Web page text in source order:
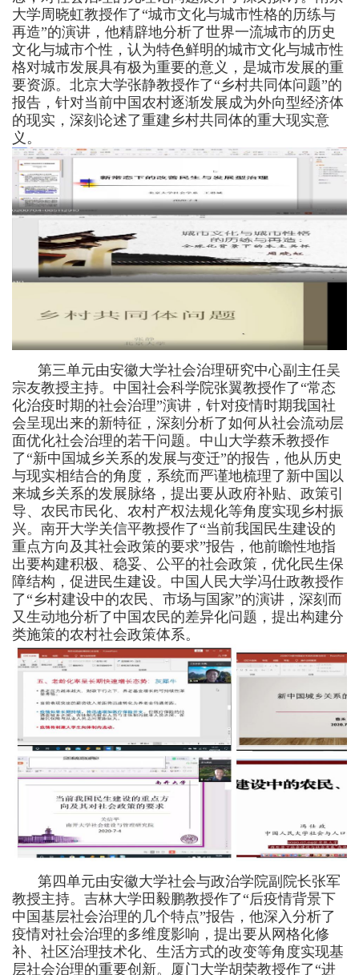
大学周晓虹教授作了“城市文化与城市性格的历练与
再造”的演讲 ，他精辟地分析了世界一流城市的历史
文化与城市个性 ，认为特色鲜明的城市文化与城市性
格对城市发展具有极为重要的意义 ，是城市发展的重
要资源。北京大学张静教授作了“乡村共同体问题”的
报告 ，针对当前中国农村逐渐发展成为外向型经济体
的现实 ， 深刻论述了重建乡村共同体的重大现实意
义。
第三单元由安徽大学社会治理研究中心副主任吴
宗友教授主持。中国社会科学院张翼教授作了“常态
化治疫时期的社会治理”演讲 ，针对疫情时期我国社
会呈现出来的新特征， 深刻分析了如何从社会流动层
面优化社会治理的若干问题。中山大学蔡禾教授作
了“新中国城乡关系的发展与变迁”的报告 ，他从 历史
与现实相结合的角度，系统而严谨地梳理了新中国以
来城乡关系的发展脉络 ，提出要从政府补贴、政策引
导、农民市民化、农村产权法规化等角度实现乡村振
兴。南开大学关信平教授作了“当前我国民生建设的
重点方向及其社会政策的要求”报告 ，他前瞻性地指
出要构建积极、稳妥、公平的社会政策 ， 优化民生保
障结构 ， 促进民生建设。中国人民大学冯仕政教授作
了“乡村建设中的农民、市场与国家”的演讲 ， 深刻而
又生动地分析了中国农民的差异化问题，提出构建分
类施策的农村社会政策体系。
第四单元由安徽大学社会与政治学院副院长张军
教授主持。吉林大学田毅鹏教授作了“后疫情背景下
中国基层社会治理的几个特点”报告 ，他深入分析了
疫情对社会治理的多维度影响，提出要从网格化修
补、社区治理技术化、生活方式的改变等角度实现基
层社会治理的重要创新。厦门大学胡荣教授作了“进